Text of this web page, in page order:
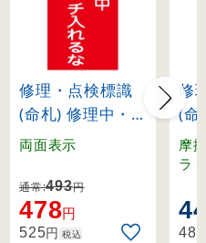
修理・点検標識
(命札) 修理中・
スイッチ入れる
(85201)
両面表示
通常:493円
478円
525円 税込
修
(命
リ
プ
摩
ラ
命
484